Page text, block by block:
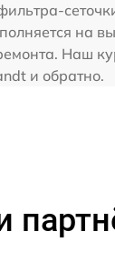
на
Наш
и обратно.